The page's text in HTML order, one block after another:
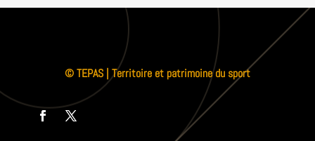
© TEPAS | Territoire et patrimoine du sport